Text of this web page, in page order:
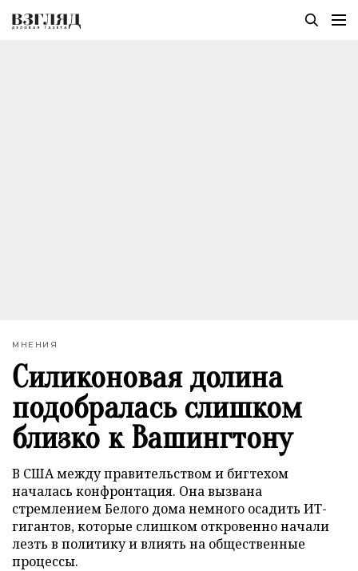
МНЕНИЯ
Силиконовая долина
подобралась слишком
близко к Вашингтону
В США между правительством и бигтехом
началась конфронтация. Она вызвана
стремлением Белого дома немного осадить ИТ-
гигантов, которые слишком откровенно начали
лезть в политику и влиять на общественные
процессы.